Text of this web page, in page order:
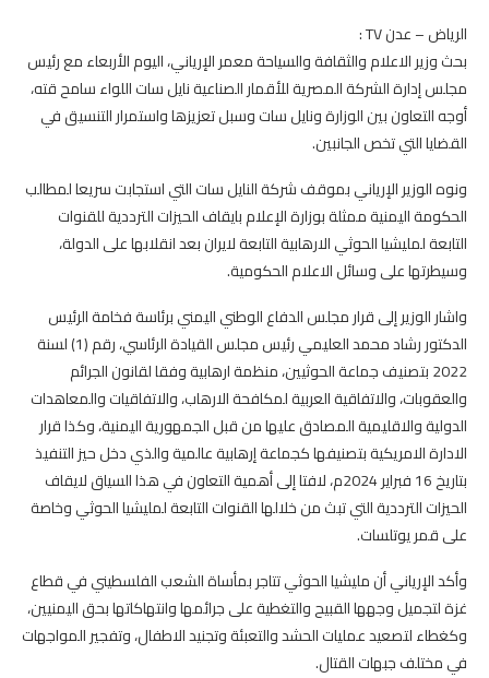
الرياض – عدن TV :
بحث وزير الاعلام والثقافة والسياحة معمر الإرياني، اليوم الأربعاء مع رئيس
مجلس إدارة الشركة المصرية للأقمار الصناعية نايل سات اللواء سامح قته،
أوجه التعاون بين الوزارة ونايل سات وسبل تعزيزها واستمرار التنسيق في
القضايا التي تخص الجانبين.
ونوه الوزير الإرياني بموقف شركة النايل سات التي استجابت سريعا لمطالب
الحكومة اليمنية ممثلة بوزارة الإعلام بايقاف الحيزات الترددية للقنوات
التابعة لمليشيا الحوثي الارهابية التابعة لايران بعد انقلابها على الدولة،
وسيطرتها على وسائل الاعلام الحكومية.
واشار الوزير إلى قرار مجلس الدفاع الوطني اليمني برئاسة فخامة الرئيس
الدكتور رشاد محمد العليمي رئيس مجلس القيادة الرئاسي، رقم (1) لسنة
2022 بتصنيف جماعة الحوثيين، منظمة ارهابية وفقا لقانون الجرائم
والعقوبات، والاتفاقية العربية لمكافحة الارهاب، والاتفاقيات والمعاهدات
الدولية والاقليمية المصادق عليها من قبل الجمهورية اليمنية، وكذا قرار
الادارة الامريكية بتصنيفها كجماعة إرهابية عالمية والذي دخل حيز التنفيذ
بتاريخ 16 فبراير 2024م، لافتا إلى أهمية التعاون في هذا السياق لايقاف
الحيزات الترددية التي تبث من خلالها القنوات التابعة لمليشيا الحوثي وخاصة
على قمر يوتلسات.
وأكد الإرياني أن مليشيا الحوثي تتاجر بمأساة الشعب الفلسطيني في قطاع
غزة لتجميل وجهها القبيح والتغطية على جرائمها وانتهاكاتها بحق اليمنيين،
وكغطاء لتصعيد عمليات الحشد والتعبئة وتجنيد الاطفال، وتفجير المواجهات
في مختلف جبهات القتال.